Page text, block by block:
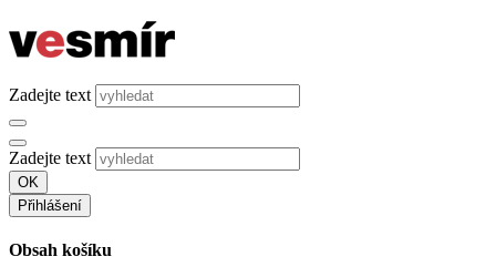
Zadejte text
Zadejte text
OK
Přihlášení
Obsah košíku